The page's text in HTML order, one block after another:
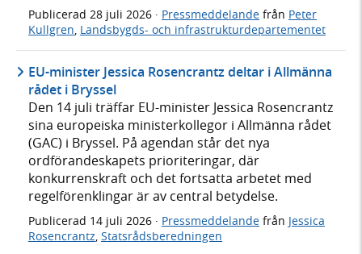
Publicerad 28 juli 2026 · Pressmeddelande från Peter
Kullgren, Landsbygds- och infrastrukturdepartementet
EU-minister Jessica Rosencrantz deltar i Allmänna
rådet i Bryssel
Den 14 juli träffar EU-minister Jessica Rosencrantz
sina europeiska ministerkollegor i Allmänna rådet
(GAC) i Bryssel. På agendan står det nya
ordförandeskapets prioriteringar, där
konkurrenskraft och det fortsatta arbetet med
regelförenklingar är av central betydelse.
Publicerad 14 juli 2026 · Pressmeddelande från Jessica
Rosencrantz, Statsrådsberedningen